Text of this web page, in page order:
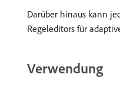
Darüber hinaus kann
Regeleditors für
Verwendung